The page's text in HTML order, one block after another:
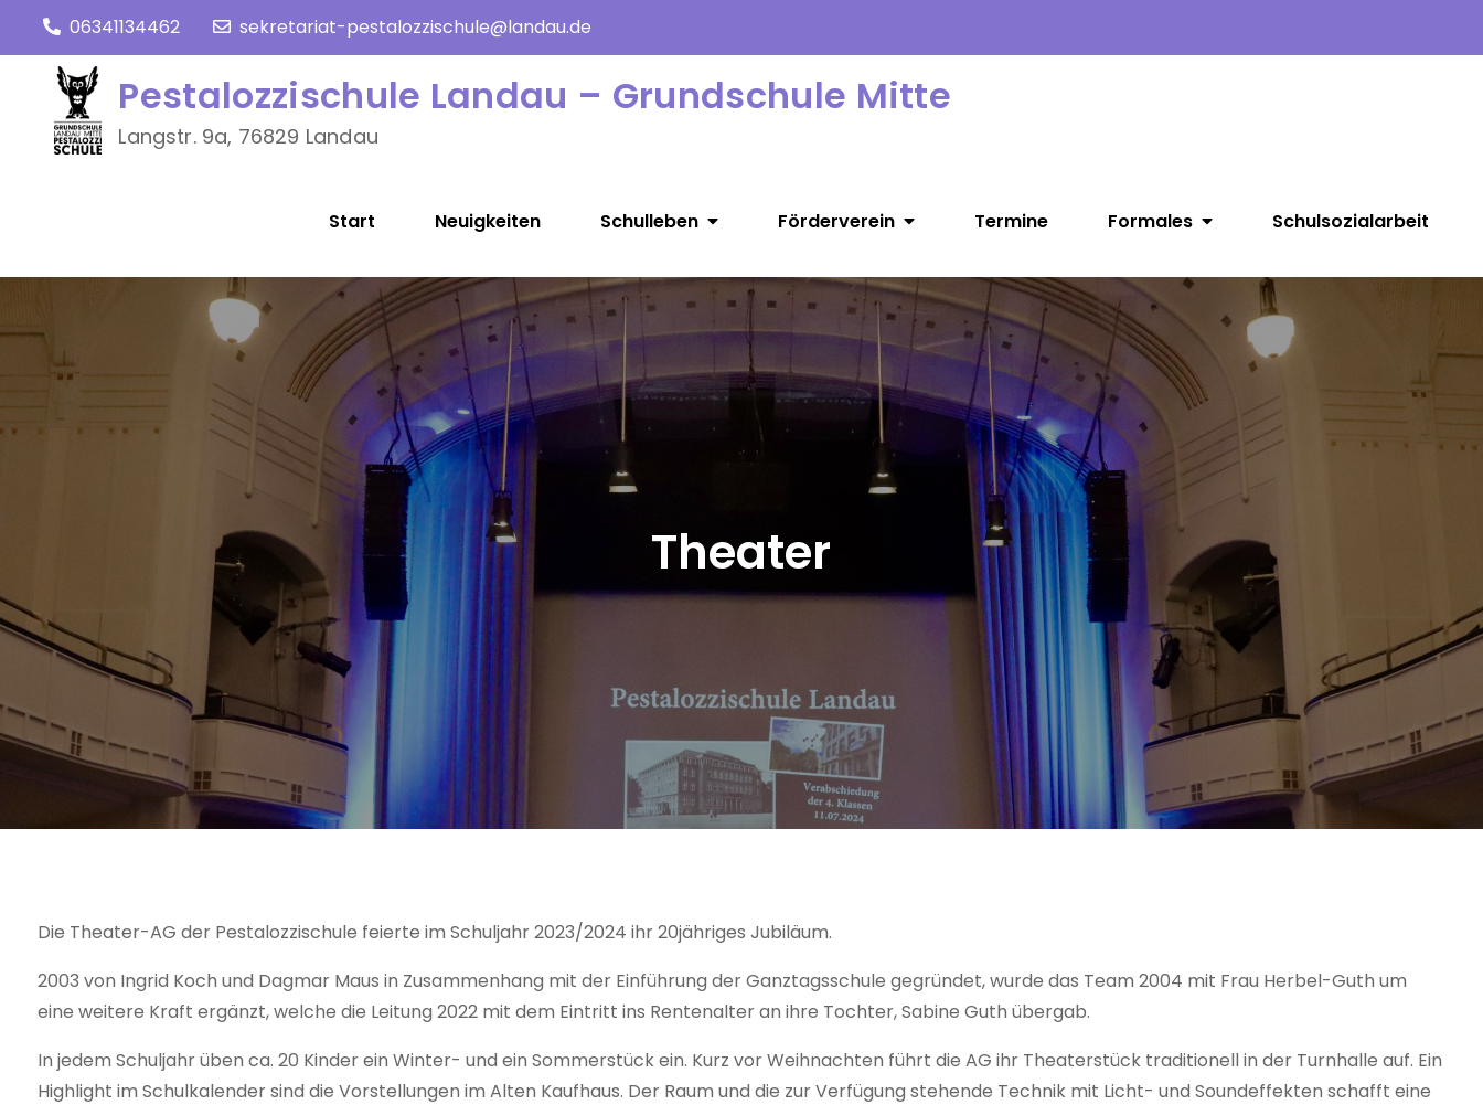
content
06341134462 sekretariat-pestalozzischule@landau.de
Pestalozzischule Landau – Grundschule Mitte
Langstr. 9a, 76829 Landau
Start Neuigkeiten Schulleben Förderverein Termine Formales Schulsozialarbeit
Theater
Die Theater-AG der Pestalozzischule feierte im Schuljahr 2023/2024 ihr 20jähriges Jubiläum.
2003 von Ingrid Koch und Dagmar Maus in Zusammenhang mit der Einführung der Ganztagsschule gegründet, wurde das Team 2004 mit Frau Herbel-Guth um
eine weitere Kraft ergänzt, welche die Leitung 2022 mit dem Eintritt ins Rentenalter an ihre Tochter, Sabine Guth übergab.
In jedem Schuljahr üben ca. 20 Kinder ein Winter- und ein Sommerstück ein. Kurz vor Weihnachten führt die AG ihr Theaterstück traditionell in der Turnhalle auf. Ein
Highlight im Schulkalender sind die Vorstellungen im Alten Kaufhaus. Der Raum und die zur Verfügung stehende Technik mit Licht- und Soundeffekten schafft eine